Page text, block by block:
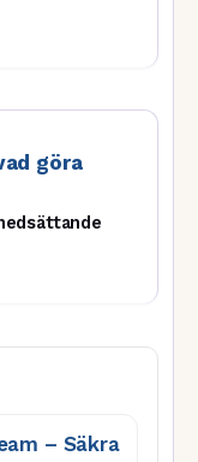
– Säkra